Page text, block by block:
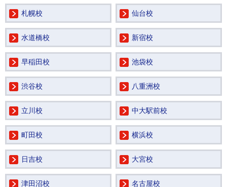
札幌校 仙台校
水道橋校 新宿校
早稲田校 池袋校
渋谷校 八重洲校
立川校 中大駅前校
町田校 横浜校
日吉校 大宮校
津田沼校 名古屋校